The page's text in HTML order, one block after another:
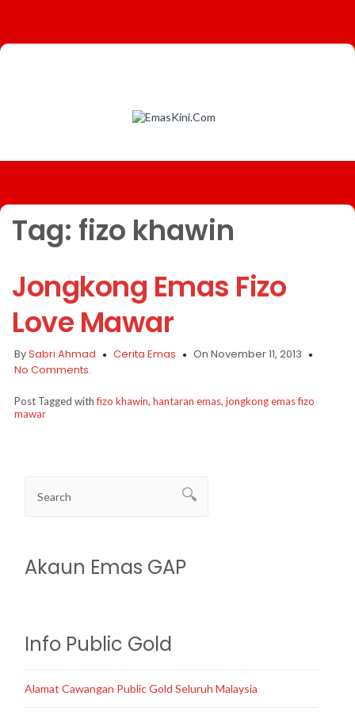
Tag: fizo khawin
Jongkong Emas Fizo
Love Mawar
BySabri Ahmad Cerita Emas
On November 11, 2013
No Comments.
Post Tagged withfizo khawin, hantaran emas, jongkong emas fizo
mawar
Akaun Emas GAP
Info Public Gold
Alamat Cawangan Public Gold Seluruh Malaysia